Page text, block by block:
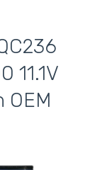
11.1V
OEM